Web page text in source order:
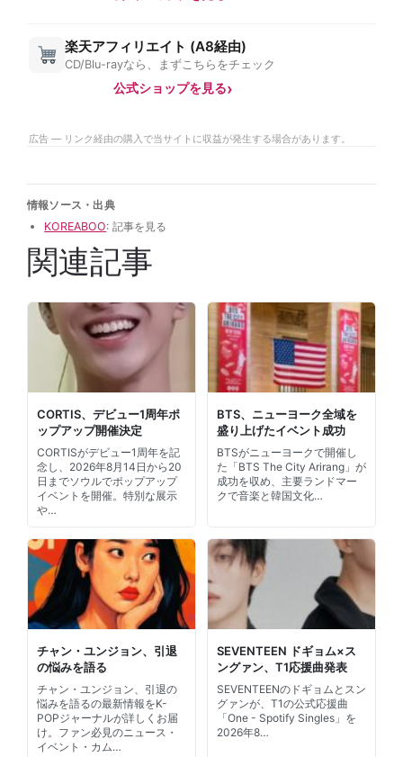
楽天アフィリエイト (A8経由)
CD/Blu-rayなら、まずこちらをチェック
公式ショップを見る
広告 — リンク経由の購入で当サイトに収益が発生する場合があります。
情報ソース・出典
KOREABOO: 記事を見る
関連記事
CORTIS、デビュー1周年ポ
ップアップ開催決定
CORTISがデビュー1周年を記
念し、2026年8月14日から20
日までソウルでポップアップ
イベントを開催。特別な展示
や…
BTS、ニューヨーク全域を
盛り上げたイベント成功
BTSがニューヨークで開催し
た「BTS The City Arirang」が
成功を収め、主要ランドマー
クで音楽と韓国文化…
チャン・ユンジョン、引退
の悩みを語る
チャン・ユンジョン、引退の
悩みを語るの最新情報をK-
POPジャーナルが詳しくお届
け。ファン必見のニュース・
イベント・カム…
SEVENTEEN ドギョム×ス
ングァン、T1応援曲発表
SEVENTEENのドギョムとスン
グァンが、T1の公式応援曲
「One - Spotify Singles」を
2026年8…